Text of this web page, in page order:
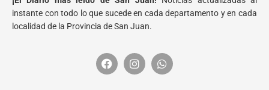
instante con todo lo que sucede en cada departamento y en cada
localidad de la Provincia de San Juan.